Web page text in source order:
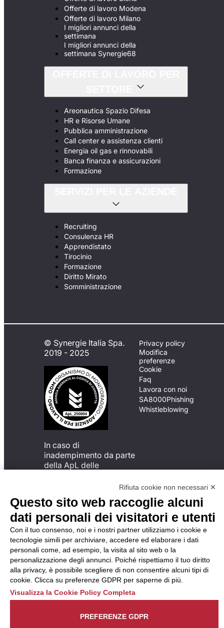
Offerte di lavoro Modena
Offerte di lavoro Milano
I migliori annunci della
settimana
I migliori annunci della
settimana Synergie68
Areonautica Spazio Difesa
HR e Risorse Umane
Pubblica amministrazione
Call center e assistenza clienti
Energia oil gas e rinnovabili
Banca finanza e assicurazioni
Formazione
Recruiting
Consulenza HR
Apprendistato
Tirocinio
Formazione
Diritto Mirato
Somministrazione
© Synergie Italia Spa.
2019 - 2025
In caso di
inadempimento da parte
della ApL delle
del Codice di Condotta, è
possibile presentare un
reclamo
all’Organismo di
Monitoraggio utilizzando
una delle modalità
descritte al seguente
indirizzo web
https://odm-
agenzielavoro.it/reclami/ .
Privacy policy
Modifica
preferenze
Cookie
Faq
Lavora con noi
SA8000Phishing
Whistleblowing
Rifiuta cookie non necessari ✕
Questo sito web raccoglie alcuni
dati personali dei visitatori e utenti
Con il tuo consenso, noi e i nostri partner utilizziamo i cookie e
tecnologie simili per archiviare, accedere ed elaborare i dati
personali come, ad esempio, la visita al sito web o la
personalizzazione degli annunci. Poiché rispettiamo il tuo diritto
alla privacy, è possibile scegliere di non consentire alcuni tipi di
cookie. Clicca su preferenze GDPR per saperne di più.
Visualizza la Cookie Policy Completa
PREFERENZE GDPR